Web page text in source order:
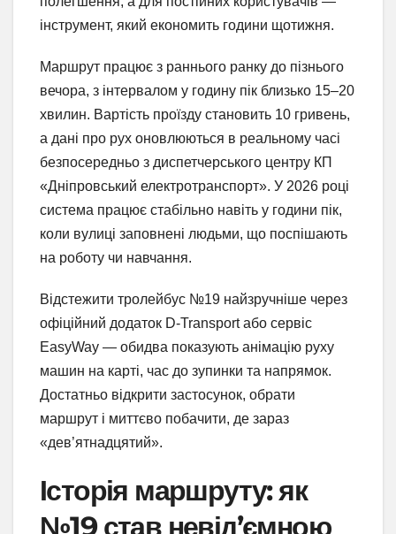
інструмент, який економить години щотижня.
Маршрут працює з раннього ранку до пізнього
вечора, з інтервалом у годину пік близько 15–20
хвилин. Вартість проїзду становить 10 гривень,
а дані про рух оновлюються в реальному часі
безпосередньо з диспетчерського центру КП
«Дніпровський електротранспорт». У 2026 році
система працює стабільно навіть у години пік,
коли вулиці заповнені людьми, що поспішають
на роботу чи навчання.
Відстежити тролейбус №19 найзручніше через
офіційний додаток D-Transport або сервіс
EasyWay — обидва показують анімацію руху
машин на карті, час до зупинки та напрямок.
Достатньо відкрити застосунок, обрати
маршрут і миттєво побачити, де зараз
«дев’ятнадцятий».
Історія маршруту: як
№19 став невід’ємною